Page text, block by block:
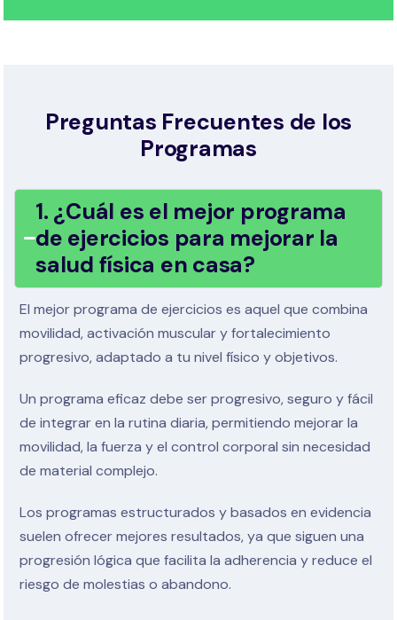
Preguntas Frecuentes de los
Programas
1. ¿Cuál es el mejor programa
de ejercicios para mejorar la
salud física en casa?
El mejor programa de ejercicios es aquel que combina
movilidad, activación muscular y fortalecimiento
progresivo, adaptado a tu nivel físico y objetivos.
Un programa eficaz debe ser progresivo, seguro y fácil
de integrar en la rutina diaria, permitiendo mejorar la
movilidad, la fuerza y el control corporal sin necesidad
de material complejo.
Los programas estructurados y basados en evidencia
suelen ofrecer mejores resultados, ya que siguen una
progresión lógica que facilita la adherencia y reduce el
riesgo de molestias o abandono.